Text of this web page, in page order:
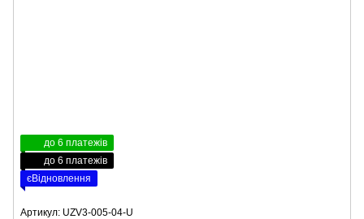
до 6 платежів
до 6 платежів
єВідновлення
Артикул: UZV3-005-04-U